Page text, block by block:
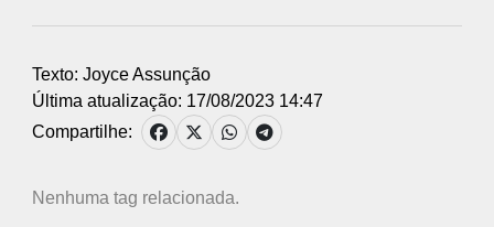
Texto: Joyce Assunção
Última atualização: 17/08/2023 14:47
Compartilhe:
Nenhuma tag relacionada.